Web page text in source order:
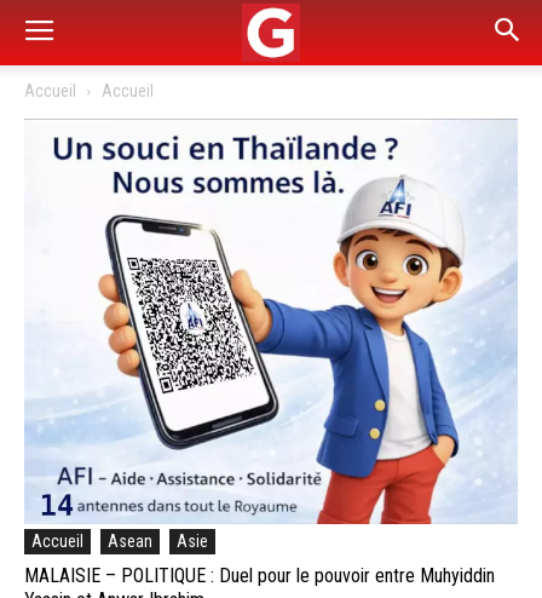
Accueil Accueil
Accueil Asean Asie
MALAISIE – POLITIQUE : Duel pour le pouvoir entre Muhyiddin